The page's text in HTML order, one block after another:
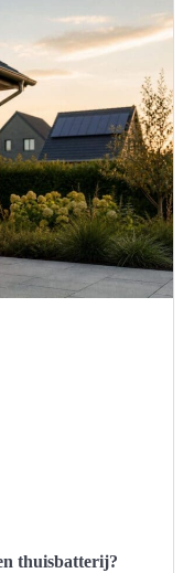
thuisbatterij?